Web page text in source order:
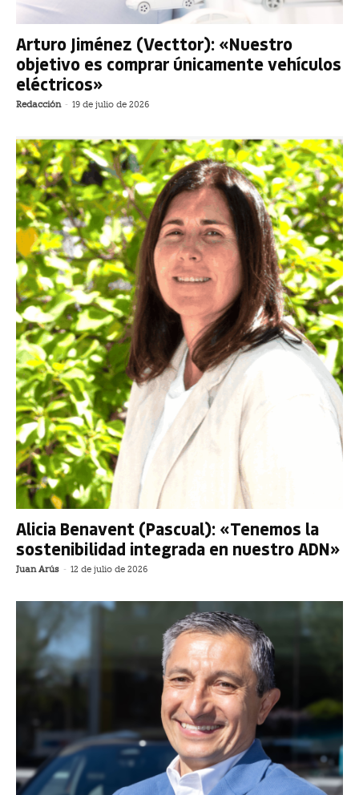
Arturo Jiménez (Vecttor): «Nuestro
objetivo es comprar únicamente vehículos
eléctricos»
Redacción - 19 de julio de 2026
Alicia Benavent (Pascual): «Tenemos la
sostenibilidad integrada en nuestro ADN»
Juan Arús - 12 de julio de 2026